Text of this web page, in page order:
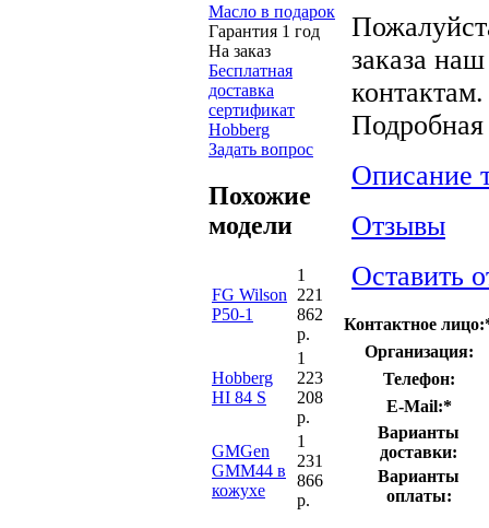
Масло в подарок
Гарантия 1 год
На заказ
Бесплатная
доставка
сертификат
Hobberg
Задать вопрос
Похожие
модели
FG Wilson
P50-1
1
221
862
р.
Hobberg
HI 84 S
1
223
208
р.
GMGen
GMM44 в
кожухе
1
231
866
р.
заказа
контактам.
Описание
Отзывы
Оставить
Контактное лицо:
Организация:
Телефон:
E-Mail:*
Варианты
доставки:
Варианты
оплаты: